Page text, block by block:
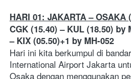
HARI 01: JAKARTA – OSAKA (
CGK (15.40) – KUL (18.50) by
– KIX (05.50)+1 by MH-052
Hari ini kita berkumpul di
International Airport Jakarta
Osaka dengan menggunakan